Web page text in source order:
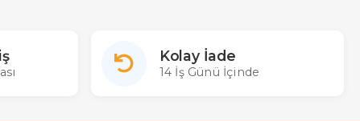
Kolay İade
14 İş Günü İçinde